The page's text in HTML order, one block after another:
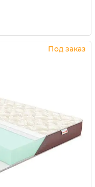
Под заказ